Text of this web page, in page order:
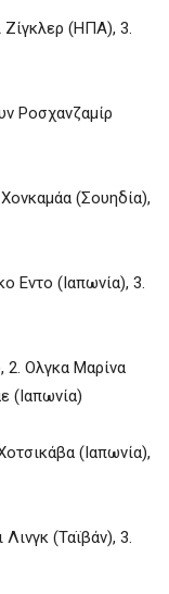
Ζίγκλερ (ΗΠΑ), 3.
Ροσχανζαμίρ
(Σουηδία),
Εντο (Ιαπωνία), 3.
2. Ολγκα Μαρίνα
(Ιαπωνία)
(Ιαπωνία),
(Ταϊβάν), 3.